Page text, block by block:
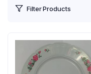
Filter Products